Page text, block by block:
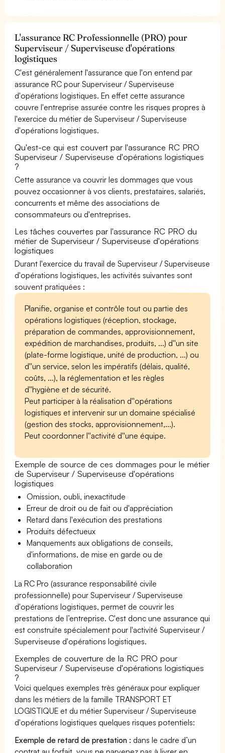
L'assurance RC Professionnelle (PRO) pour
Superviseur / Superviseuse d'opérations
logistiques
C'est généralement l'assurance que l'on entend par
assurance RC pour Superviseur / Superviseuse
d'opérations logistiques. En effet cette assurance
couvre l'entreprise assurée contre les risques propres à
l'exercice du métier de Superviseur / Superviseuse
d'opérations logistiques.
Qu'est-ce qui est couvert par l'assurance RC PRO
Superviseur / Superviseuse d'opérations logistiques
?
Cette assurance va couvrir les dommages que vous
pouvez occasionner à vos clients, prestataires, salariés,
concurrents et même des associations de
consommateurs ou d'entreprises.
Les tâches couvertes par l'assurance RC PRO du
métier de Superviseur / Superviseuse d'opérations
logistiques
Durant l'exercice du travail de Superviseur / Superviseuse
d'opérations logistiques, les activités suivantes sont
souvent pratiquées :
Planifie, organise et contrôle tout ou partie des
opérations logistiques (réception, stockage,
préparation de commandes, approvisionnement,
expédition de marchandises, produits, ...) d''un site
(plate-forme logistique, unité de production, ...) ou
d''un service, selon les impératifs (délais, qualité,
coûts, ...), la réglementation et les règles
d''hygiène et de sécurité.
Peut participer à la réalisation d''opérations
logistiques et intervenir sur un domaine spécialisé
(gestion des stocks, approvisionnement,...).
Peut coordonner l''activité d''une équipe.
Exemple de source de ces dommages pour le métier
de Superviseur / Superviseuse d'opérations
logistiques
Omission, oubli, inexactitude
Erreur de droit ou de fait ou d'appréciation
Retard dans l'exécution des prestations
Produits défectueux
Manquements aux obligations de conseils,
d'informations, de mise en garde ou de
collaboration
La RC Pro (assurance responsabilité civile
professionnelle) pour Superviseur / Superviseuse
d'opérations logistiques, permet de couvrir les
prestations de l’entreprise. C'est donc une assurance qui
est construite spécialement pour l'activité Superviseur /
Superviseuse d'opérations logistiques.
Exemples de couverture de la RC PRO pour
Superviseur / Superviseuse d'opérations logistiques
?
Voici quelques exemples très généraux pour expliquer
dans les métiers de la famille TRANSPORT ET
LOGISTIQUE et du métier Superviseur / Superviseuse
d'opérations logistiques quelques risques potentiels:
Exemple de retard de prestation : dans le cadre d’un